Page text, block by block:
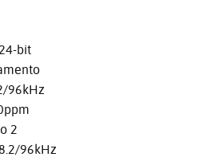
bit
2
96kHz